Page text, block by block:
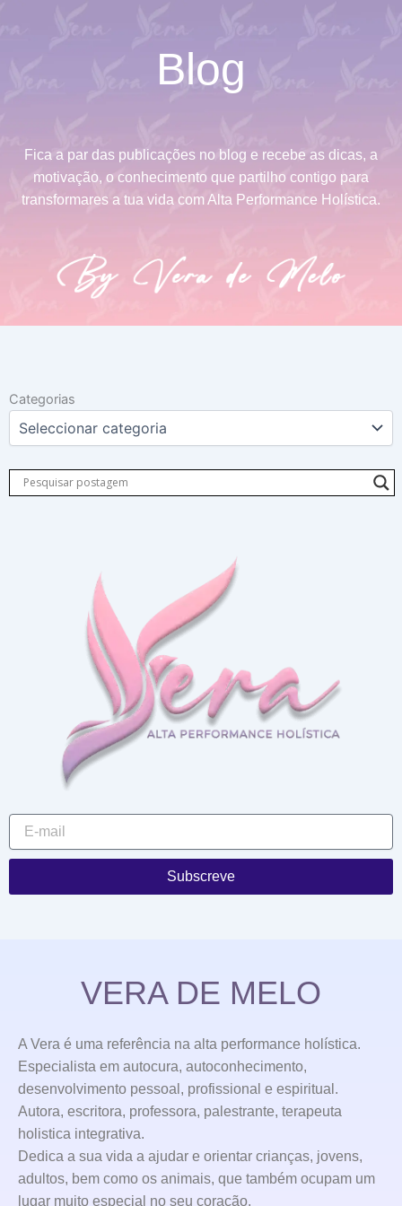
Blog
Fica a par das publicações no blog e recebe as dicas, a
motivação, o conhecimento que partilho contigo para
transformares a tua vida com Alta Performance Holística.
Categorias
Categorias
Subscreve
VERA DE MELO
A Vera é uma referência na alta performance holística.
Especialista em autocura, autoconhecimento,
desenvolvimento pessoal, profissional e espiritual.
Autora, escritora, professora, palestrante, terapeuta
holistica integrativa.
Dedica a sua vida a ajudar e orientar crianças, jovens,
adultos, bem como os animais, que também ocupam um
lugar muito especial no seu coração.